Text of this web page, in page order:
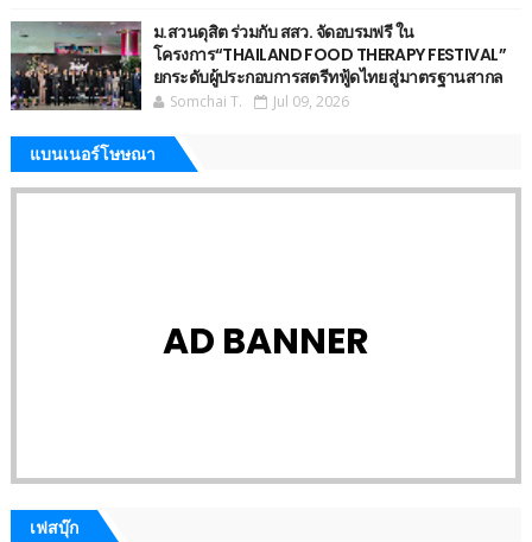
ม.สวนดุสิต ร่วมกับ สสว. จัดอบรมฟรี ใน
โครงการ“THAILAND FOOD THERAPY FESTIVAL”
ยกระดับผู้ประกอบการสตรีทฟู้ดไทย สู่มาตรฐานสากล
Somchai T. Jul 09, 2026
แบนเนอร์โษษณา
AD BANNER
เฟสบุ๊ก